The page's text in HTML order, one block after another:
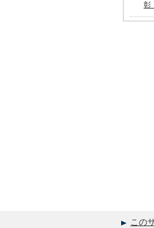
彰
この